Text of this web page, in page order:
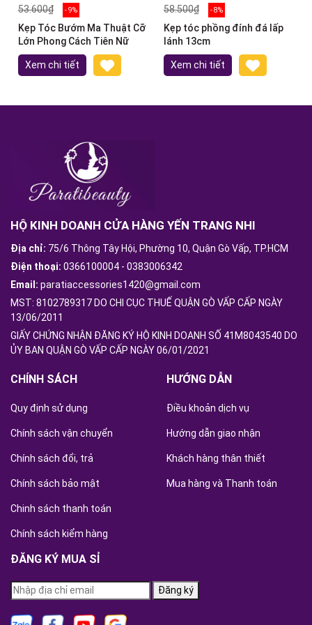
53.600₫
- 9%
Kẹp Tóc Bướm Ma Thuật Cỡ
Lớn Phong Cách Tiên Nữ
Xem chi tiết
58.500₫
- 8%
Kẹp tóc phồng đính đá lấp
lánh 13cm
Xem chi tiết
HỘ KINH DOANH CỬA HÀNG YẾN TRANG NHI
Địa chỉ: 75/6 Thông Tây Hội, Phường 10, Quận Gò Vấp, TP.HCM
Điện thoại: 0366100004 - 0383006342
Email: paratiaccessories1420@gmail.com
MST: 8102789317 DO CHI CỤC THUẾ QUẬN GÒ VẤP CẤP NGÀY
13/06/2011
GIẤY CHỨNG NHẬN ĐĂNG KÝ HỘ KINH DOANH SỐ 41M8043540 DO
ỦY BAN QUẬN GÒ VẤP CẤP NGÀY 06/01/2021
CHÍNH SÁCH
Quy định sử dụng
Chính sách vận chuyển
Chính sách đổi, trả
Chính sách bảo mật
Chinh sách thanh toán
Chính sách kiểm hàng
HƯỚNG DẪN
Điều khoản dịch vụ
Hướng dẫn giao nhận
Khách hàng thân thiết
Mua hàng và Thanh toán
ĐĂNG KÝ MUA SỈ
Đăng ký